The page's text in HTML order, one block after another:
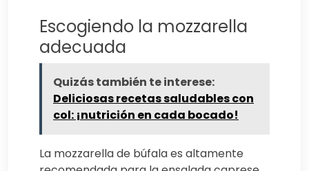
Escogiendo la mozzarella
adecuada
Quizás también te interese:
Deliciosas recetas saludables con
col: ¡nutrición en cada bocado!
La mozzarella de búfala es altamente